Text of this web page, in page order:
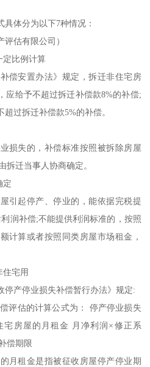
体分为以下7种情况：
评估有限公司）
定比例计算
偿安置办法》规定，拆迁非住宅房
应给予不超过拆迁补偿款8%的补偿;
过拆迁补偿款5%的补偿。
损失的，补偿标准按照被拆除房屋
拆迁当事人协商确定。
定
引起停产、停业的，能依据完税提
润补偿;不能提供利润标准的，按照
计算或者按照同类房屋市场租金，
住宅用
停产停业损失补偿暂行办法》规定:
评估的计算公式为： 停产停业损失
宅房屋的月租金 月净利润×修正系
偿期限
月租金是指被征收房屋停产停业期